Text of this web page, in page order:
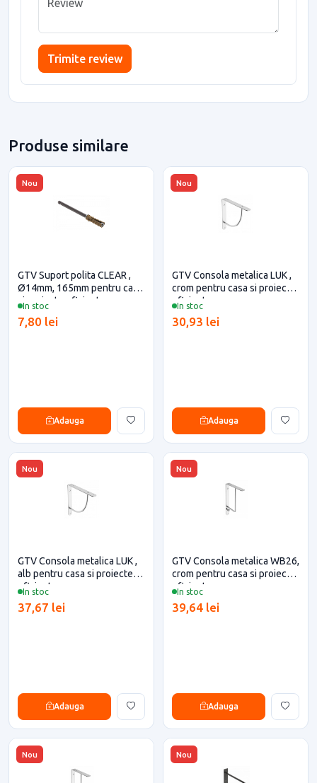
Trimite review
Produse similare
Nou
In stoc
GTV Suport polita CLEAR ,
Ø14mm, 165mm pentru casa
si proiecte eficiente
7,80 lei
Adauga
Nou
In stoc
GTV Consola metalica LUK ,
crom pentru casa si proiecte
eficiente
30,93 lei
Adauga
Nou
In stoc
GTV Consola metalica LUK ,
alb pentru casa si proiecte
eficiente
37,67 lei
Adauga
Nou
In stoc
GTV Consola metalica WB26,
crom pentru casa si proiecte
eficiente
39,64 lei
Adauga
Nou Nou